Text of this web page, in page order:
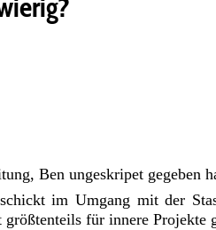
Ben ungeskripet gegeben
im Umgang mit der
für innere Projekte